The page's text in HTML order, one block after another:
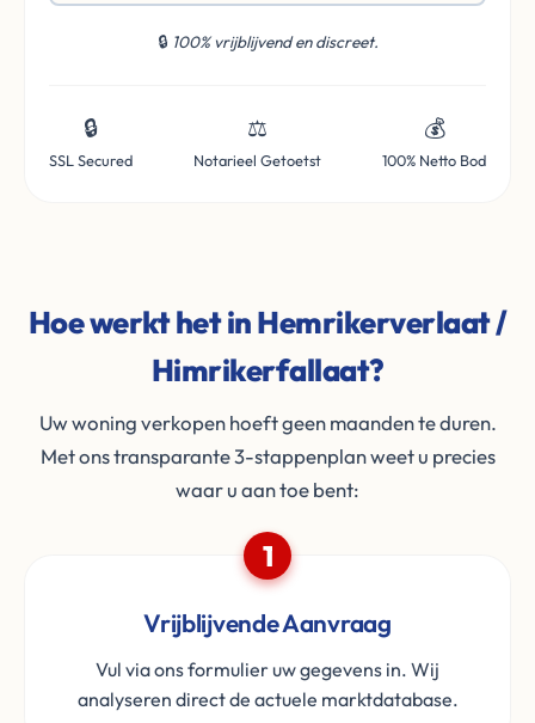
🔒 100% vrijblijvend en discreet.
🔒
SSL Secured
⚖️
Notarieel Getoetst
💰
100% Netto Bod
Hoe werkt het in Hemrikerverlaat /
Himrikerfallaat?
Uw woning verkopen hoeft geen maanden te duren.
Met ons transparante 3-stappenplan weet u precies
waar u aan toe bent:
1
Vrijblijvende Aanvraag
Vul via ons formulier uw gegevens in. Wij
analyseren direct de actuele marktdatabase.